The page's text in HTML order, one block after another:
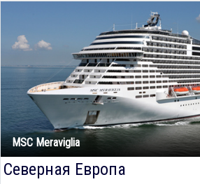
MSC Meraviglia
Северная Европа